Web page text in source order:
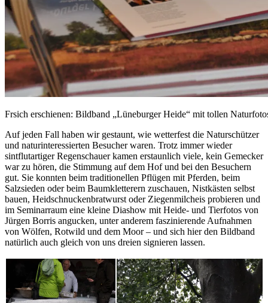
Frsich erschienen: Bildband „Lüneburger Heide“ mit tollen
Auf jeden Fall haben wir gestaunt, wie wetterfest die Naturschützer
und naturinteressierten Besucher waren. Trotz immer wieder
sintflutartiger Regenschauer kamen erstaunlich viele, kein Gemecker
war zu hören, die Stimmung auf dem Hof und bei den Besuchern
gut. Sie konnten beim traditionellen Pflügen mit Pferden, beim
Salzsieden oder beim Baumkletterern zuschauen, Nistkästen selbst
bauen, Heidschnuckenbratwurst oder Ziegenmilcheis probieren und
im Seminarraum eine kleine Diashow mit Heide- und Tierfotos von
Jürgen Borris angucken, unter anderem faszinierende Aufnahmen
von Wölfen, Rotwild und dem Moor – und sich hier den Bildband
natürlich auch gleich von uns dreien signieren lassen.